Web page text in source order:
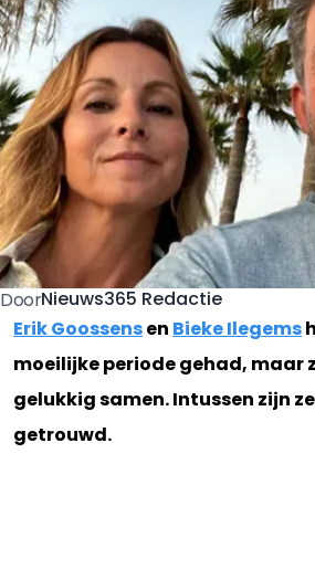
DoorNieuws365 Redactie
Erik Goossensen Bieke Ilegems
moeilijke periode gehad, maar
gelukkig samen. Intussen zijn
getrouwd.